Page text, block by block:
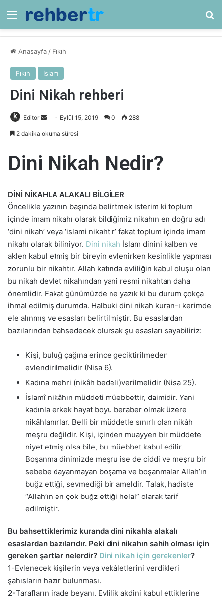
Menü
Anasayfa / Fıkıh
Fıkıh İslam
Dini Nikah rehberi
Editor
Bir
Eylül 15, 2019 0 288
2 dakika okuma süresi
Dini Nikah Nedir?
DİNİ NİKAHLA ALAKALI BİLGİLER
Öncelikle yazının başında belirtmek isterim ki toplum
içinde imam nikahı olarak bildiğimiz nikahın en doğru adı
‘dini nikah’ veya ‘islami nikahtır’ fakat toplum içinde imam
nikahı olarak biliniyor. Dini nikah İslam dinini kalben ve
aklen kabul etmiş bir bireyin evlenirken kesinlikle yapması
zorunlu bir nikahtır. Allah katında evliliğin kabul oluşu olan
bu nikah devlet nikahından yani resmi nikahtan daha
önemlidir. Fakat günümüzde ne yazık ki bu durum çokça
ihmal edilmiş durumda. Halbuki dini nikah kuran-ı kerimde
ele alınmış ve esasları belirtilmiştir. Bu esaslardan
bazılarından bahsedecek olursak şu esasları sayabiliriz:
Kişi, buluğ çağına erince geciktirilmeden
evlendirilmelidir (Nisa 6).
Kadına mehri (nikâh bedeli)verilmelidir (Nisa 25).
İslamî nikâhın müddeti müebbettir, daimidir. Yani
kadınla erkek hayat boyu beraber olmak üzere
nikâhlanırlar. Belli bir müddetle sınırlı olan nikâh
meşru değildir. Kişi, içinden muayyen bir müddete
niyet etmiş olsa bile, bu müebbet kabul edilir.
Boşanma dinimizde meşru ise de ciddi ve meşru bir
sebebe dayanmayan boşama ve boşanmalar Allah’ın
buğz ettiği, sevmediği bir ameldir. Talak, hadiste
“Allah’ın en çok buğz ettiği helal” olarak tarif
edilmiştir.
Bu bahsettiklerimiz kuranda dini nikahla alakalı
esaslardan bazılarıdır. Peki dini nikahın sahih olması için
gereken şartlar nelerdir? Dini nikah için gerekenler?
1-Evlenecek kişilerin veya vekâletlerini verdikleri
şahısların hazır bulunması.
2-Tarafların irade beyanı. Evlilik akdini kabul ettiklerine